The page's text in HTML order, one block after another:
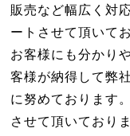
販売など幅広く対
ートさせて頂いて
お客様にも分かり
客様が納得して弊
に努めております
させて頂いており